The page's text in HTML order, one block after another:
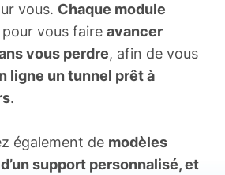
vous. Chaque module
vous faire avancer
vous perdre, afin de vous
ligne un tunnel prêt à
.
également de modèles
support personnalisé, et